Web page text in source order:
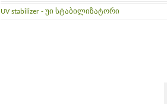
UV stabilizer - უი სტაბილიზატორი